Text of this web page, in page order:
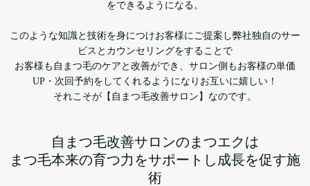
をできるようになる。
このような知識と技術を身につけお客様にご提案し弊社独自のサー
ビスとカウンセリングをすることで
お客様も自まつ毛のケアと改善ができ、サロン側もお客様の単価
UP・次回予約をしてくれるようになりお互いに嬉しい！
それこそが【自まつ毛改善サロン】なのです。
自まつ毛改善サロンのまつエクは
まつ毛本来の育つ力をサポートし成長を促す施
術